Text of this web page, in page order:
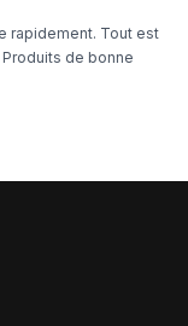
rapidement. Tout est
de bonne